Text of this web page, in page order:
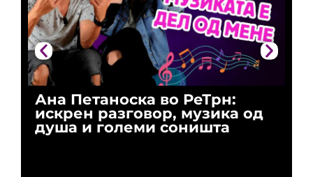
Ана Петаноска во РеТрн:
искрен разговор, музика од
душа и големи соништа